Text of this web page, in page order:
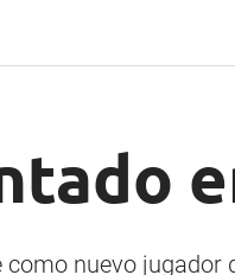
nuevo jugador